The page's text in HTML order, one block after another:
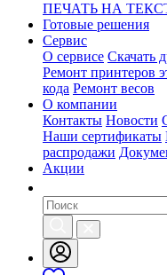
ПЕЧАТЬ НА
Готовые решения
Сервис
О сервисе Скачать
Ремонт принтеров
кода Ремонт весов
О компании
Контакты Новости
Наши сертификаты
распродажи
Акции